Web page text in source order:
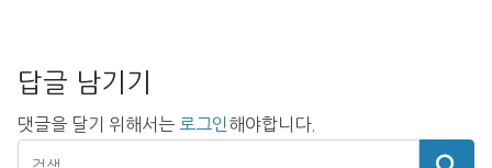
답글 남기기
댓글을 달기 위해서는 로그인 해야합니다.